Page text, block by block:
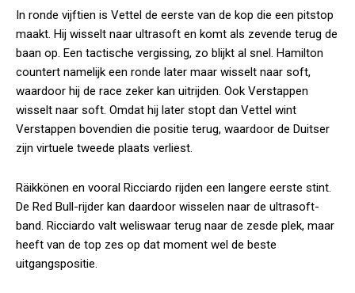
In ronde vijftien is Vettel de eerste van de kop die een pitstop
maakt. Hij wisselt naar ultrasoft en komt als zevende terug de
baan op. Een tactische vergissing, zo blijkt al snel. Hamilton
countert namelijk een ronde later maar wisselt naar soft,
waardoor hij de race zeker kan uitrijden. Ook Verstappen
wisselt naar soft. Omdat hij later stopt dan Vettel wint
Verstappen bovendien die positie terug, waardoor de Duitser
zijn virtuele tweede plaats verliest.
Räikkönen en vooral Ricciardo rijden een langere eerste stint.
De Red Bull-rijder kan daardoor wisselen naar de ultrasoft-
band. Ricciardo valt weliswaar terug naar de zesde plek, maar
heeft van de top zes op dat moment wel de beste
uitgangspositie.